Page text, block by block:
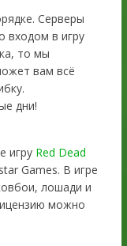
Серверы
входом в игру
то мы
вам всё
дни!
игру Red Dead
Games. В игре
лошади и
можно